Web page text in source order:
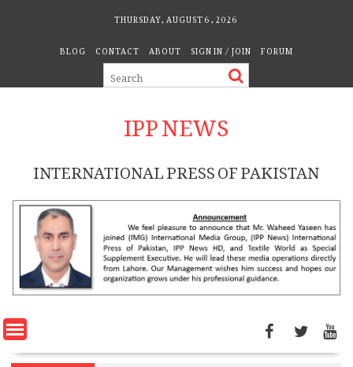
THURSDAY, AUGUST 6, 2026
BLOG CONTACT ABOUT SIGN IN / JOIN FORUM
IPP NEWS
INTERNATIONAL PRESS OF PAKISTAN